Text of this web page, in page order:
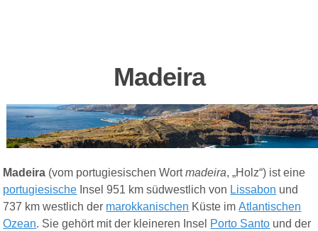
Madeira
Madeira (vom portugiesischen Wortmadeira, „Holz“) ist eine
portugiesische Insel 951 km südwestlich von Lissabon und
737 km westlich der marokkanischen Küste imAtlantischen
Ozean. Sie gehört mit der kleineren Insel Porto Santo und der